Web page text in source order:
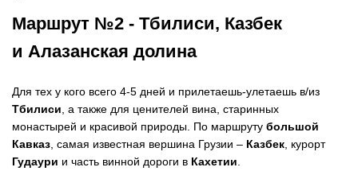
Маршрут №2 - Тбилиси, Казбек
и Алазанская долина
Для тех у кого всего 4-5 дней и прилетаешь-улетаешь в/из
Тбилиси, а также для ценителей вина, старинных
монастырей и красивой природы. По маршруту большой
Кавказ, самая известная вершина Грузии – Казбек, курорт
Гудаури и часть винной дороги в Кахетии.